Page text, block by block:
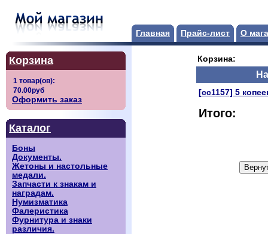
Главная Прайс-лист О
Корзина
Оформить заказ
Каталог
Боны
Документы.
Жетоны и настольные
медали.
Запчасти к знакам и
наградам.
Нумизматика
Фалеристика
Фурнитура и знаки
различия.
Корзина:
[сс1157] 5
Итого: